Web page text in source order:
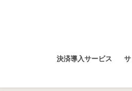
決済導入サービス